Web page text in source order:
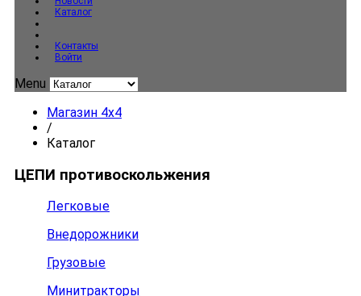
Каталог
Контакты
Войти
Menu
Магазин 4x4
/
Каталог
ЦЕПИ противоскольжения
Легковые
Внедорожники
Грузовые
Минитракторы